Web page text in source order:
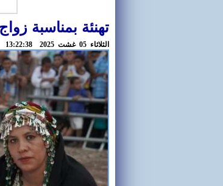
تهنئة بمناسبة
الثلاثاء 05 غشت 2025 13:22:38